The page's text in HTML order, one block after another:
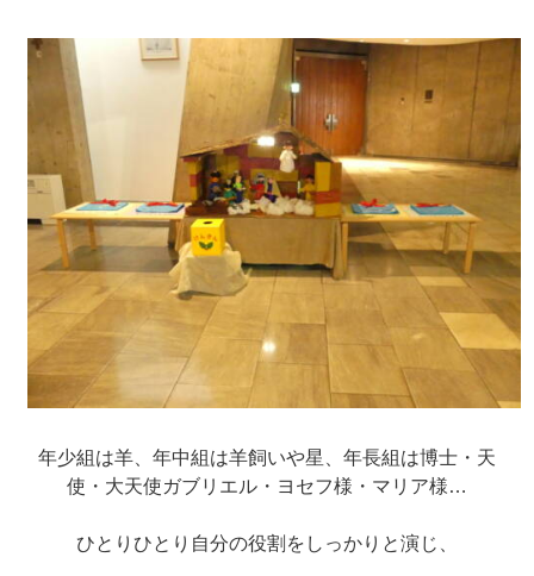
年少組は羊、年中組は羊飼いや星、年長組は博士・天
使・大天使ガブリエル・ヨセフ様・マリア様…
ひとりひとり自分の役割をしっかりと演じ、